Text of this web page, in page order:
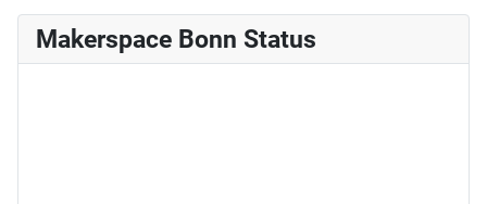
Makerspace Bonn Status